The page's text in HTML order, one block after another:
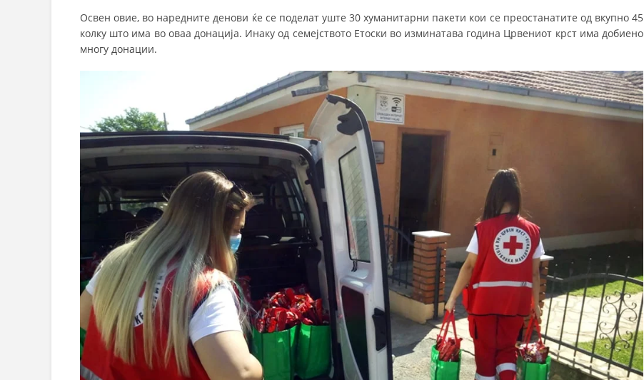
СТРУКТУРА И ОРГАНИЗАЦИОНА ПОСТАВЕНОСТ
MЕЃУНАРОДНО ХУМАНИТАРНО ПРАВО
ПРОМОЦИЈА НА ХУМАНИ ВРЕДНОСТИ
СОЦИЈАЛНО ХУМАНИТАРНА ДЕЈНОСТ
КАКО ДА ДОНИРАТЕ
ПОДГОТВЕНОСТ И ДЕЈСТВО ПРИ КАТАСТРОФИ
ТИМОВИ НА ООЦК
СПАСИТЕЛНА СТАНИЦА ВОДНО
ПРОЕКТИ – ПОДГОТВЕНОСТ И ДЕЈСТВУВАЊЕ ПРИ КАТАСТРОФИ
ОДНОСИ СО ЈАВНОСТ
ИСТРАЖУВАЊЕ НА ЈАВНО МИСЛЕЊЕ
МЕЃУНАРОДНА СОРАБОТКА
Освен овие, во наредните денови ќе се поделат уште 30 хуманитарни пакети кои се преостанатите од вкупно 45
колку што има во оваа донација. Инаку од семејството Етоски во изминатава година Црвениот крст има добиено
многу донации.